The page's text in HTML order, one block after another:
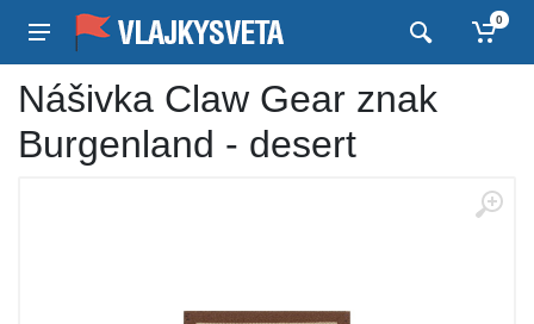
0
Nášivka Claw Gear znak
Burgenland - desert